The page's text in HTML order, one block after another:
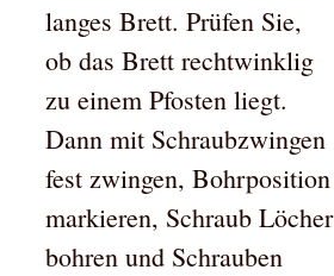
langes Brett. Prüfen Sie,
ob das Brett rechtwinklig
zu einem Pfosten liegt.
Dann mit Schraubzwingen
fest zwingen, Bohrposition
markieren, Schraub Löcher
bohren und Schrauben